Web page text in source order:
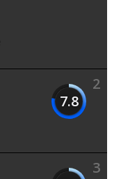
2
7.8
3